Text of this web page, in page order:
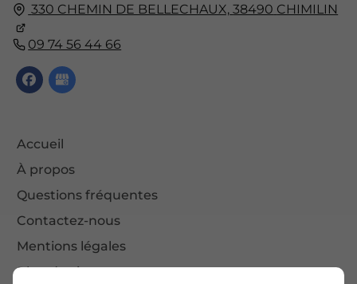
330 CHEMIN DE BELLECHAUX, 38490 CHIMILIN
09 74 56 44 66
Accueil
À propos
Questions fréquentes
Contactez-nous
Mentions légales
Plan du site